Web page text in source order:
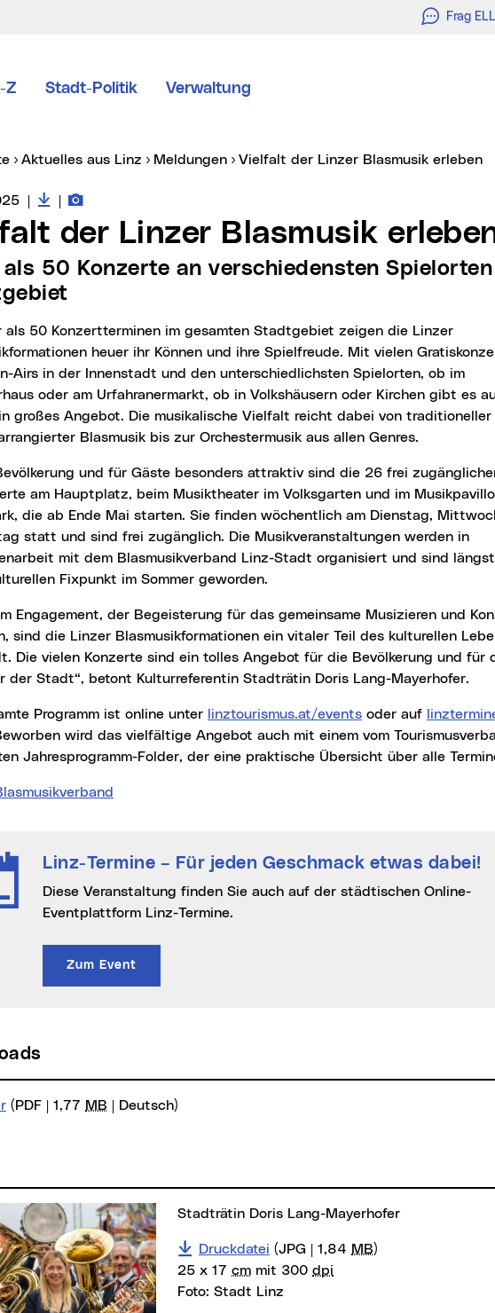
Frag
Z Stadt-Politik Verwaltung
Aktuelles aus Linz Meldungen Vielfalt der Linzer Blasmusik erleben
vom:Downloads zur Meldung
Fotos zur Meldung
der Linzer Blasmusik
heuer ihr Können und ihre Spielfreude. Mit vielen
Airs in der Innenstadt und den unterschiedlichsten Spielorten, ob im
oder am Urfahranermarkt, ob in Volkshäusern oder Kirchen gibt es
großes Angebot. Die musikalische Vielfalt reicht dabei von traditioneller
Blasmusik bis zur Orchestermusik aus allen Genres.
am Hauptplatz, beim Musiktheater im Volksgarten und im
die ab Ende Mai starten. Sie finden wöchentlich am Dienstag,
statt und sind frei zugänglich. Die Musikveranstaltungen werden in
mit dem Blasmusikverband Linz-Stadt organisiert und sind
Fixpunkt im Sommer geworden.
sind die Linzer Blasmusikformationen ein vitaler Teil des kulturellen
Die vielen Konzerte sind ein tolles Angebot für die Bevölkerung und für
der Stadt“, betont Kulturreferentin Stadträtin Doris Lang-Mayerhofer.
Programm ist online unter linztourismus.at/events oder auf
wird das vielfältige Angebot auch mit einem vom
Jahresprogramm-Folder, der eine praktische Übersicht über alle
Linz-Termine – Für jeden Geschmack etwas dabei!
Diese Veranstaltung finden Sie auch auf der städtischen Online-
Eventplattform Linz-Termine.
Zum Event
(PDF | 1,77 MB | Deutsch)
Stadträtin Doris Lang-Mayerhofer
Druckdatei (JPG | 1,84 MB)
25 x 17 cm mit 300 dpi
Foto: Stadt Linz